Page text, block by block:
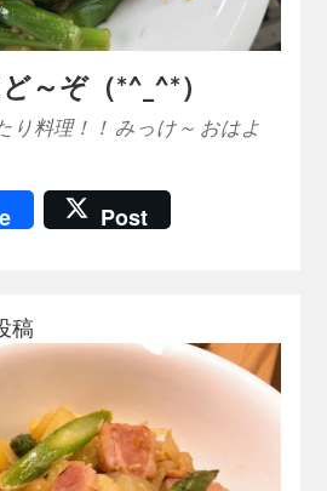
～ぞ（*^_^*）
り料理！！ みっけ～ おはよ
Post
稿